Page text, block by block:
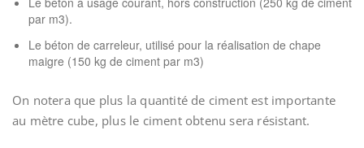
par m3).
Le béton de carreleur, utilisé pour la réalisation de chape
maigre (150 kg de ciment par m3)
On notera que plus la quantité de ciment est importante
au mètre cube, plus le ciment obtenu sera résistant.